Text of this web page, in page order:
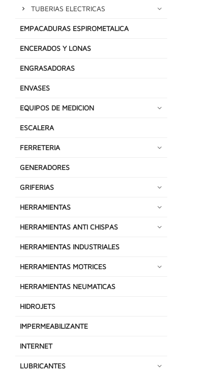
TUBERIAS ELECTRICAS
EMPACADURAS ESPIROMETALICA
ENCERADOS Y LONAS
ENGRASADORAS
ENVASES
EQUIPOS DE MEDICION
ESCALERA
FERRETERIA
GENERADORES
GRIFERIAS
HERRAMIENTAS
HERRAMIENTAS ANTI CHISPAS
HERRAMIENTAS INDUSTRIALES
HERRAMIENTAS MOTRICES
HERRAMIENTAS NEUMATICAS
HIDROJETS
IMPERMEABILIZANTE
INTERNET
LUBRICANTES